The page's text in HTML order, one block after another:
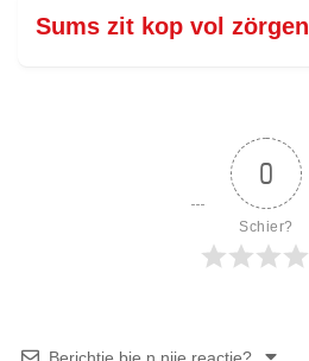
Sums zit kop vol zörgen
0
Schier?